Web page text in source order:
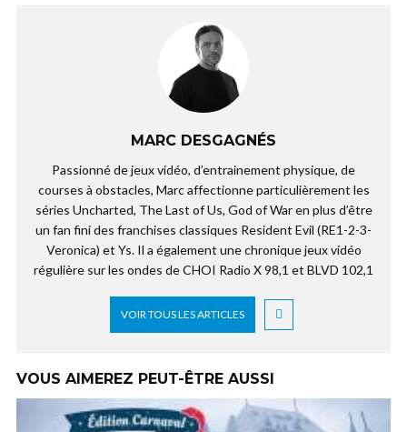
MARC DESGAGNÉS
Passionné de jeux vidéo, d’entrainement physique, de
courses à obstacles, Marc affectionne particulièrement les
séries Uncharted, The Last of Us, God of War en plus d’être
un fan fini des franchises classiques Resident Evil (RE1-2-3-
Veronica) et Ys. Il a également une chronique jeux vidéo
régulière sur les ondes de CHOI Radio X 98,1 et BLVD 102,1
VOIR TOUS LES ARTICLES
VOUS AIMEREZ PEUT-ÊTRE AUSSI